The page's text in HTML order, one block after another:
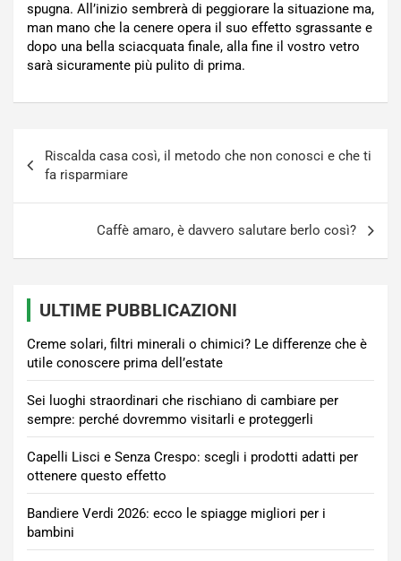
spugna. All’inizio sembrerà di peggiorare la situazione ma,
man mano che la cenere opera il suo effetto sgrassante e
dopo una bella sciacquata finale, alla fine il vostro vetro
sarà sicuramente più pulito di prima.
articoli
Riscalda casa così, il metodo che non conosci e che ti
fa risparmiare
Caffè amaro, è davvero salutare berlo così?
ULTIME PUBBLICAZIONI
Creme solari, filtri minerali o chimici? Le differenze che è
utile conoscere prima dell’estate
Sei luoghi straordinari che rischiano di cambiare per
sempre: perché dovremmo visitarli e proteggerli
Capelli Lisci e Senza Crespo: scegli i prodotti adatti per
ottenere questo effetto
Bandiere Verdi 2026: ecco le spiagge migliori per i
bambini